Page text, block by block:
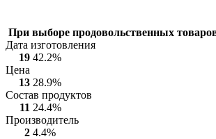
При выборе продовольственных
Дата изготовления
19 42.2%
Цена
13 28.9%
Состав продуктов
11 24.4%
Производитель
2 4.4%